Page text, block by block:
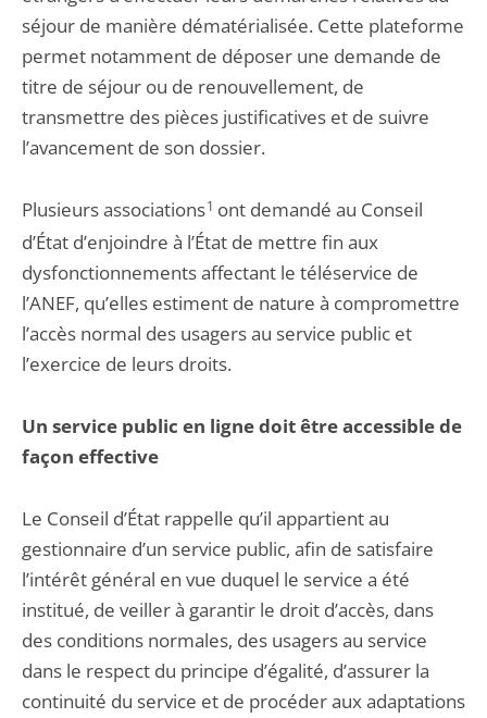
séjour de manière dématérialisée. Cette plateforme
permet notamment de déposer une demande de
titre de séjour ou de renouvellement, de
transmettre des pièces justificatives et de suivre
l’avancement de son dossier.
Plusieurs associations1 ont demandé au Conseil
d’État d’enjoindre à l’État de mettre fin aux
dysfonctionnements affectant le téléservice de
l’ANEF, qu’elles estiment de nature à compromettre
l’accès normal des usagers au service public et
l’exercice de leurs droits.
Un service public en ligne doit être accessible de
façon effective
Le Conseil d’État rappelle qu’il appartient au
gestionnaire d’un service public, afin de satisfaire
l’intérêt général en vue duquel le service a été
institué, de veiller à garantir le droit d’accès, dans
des conditions normales, des usagers au service
dans le respect du principe d’égalité, d’assurer la
continuité du service et de procéder aux adaptations